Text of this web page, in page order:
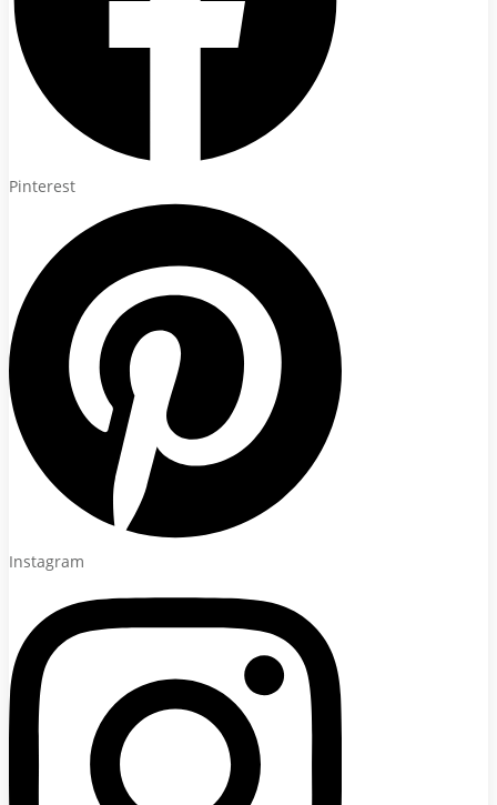
Pinterest
Instagram